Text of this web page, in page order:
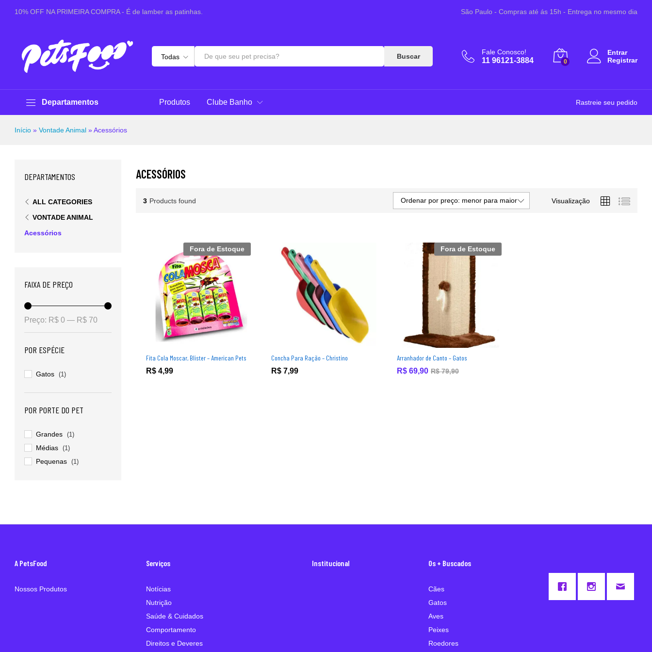
10% OFF NA PRIMEIRA COMPRA - É de lamber as patinhas. São Paulo - Compras até ás 15h - Entrega no mesmo dia
Todas Buscar
Fale Conosco!
11 96121-3884 0
Entrar
Registrar
Departamentos Produtos Clube Banho Rastreie seu pedido
Início » Vontade Animal »Acessórios
ACESSÓRIOS
3 Products found Visualização
Ordenar por preço: menor para maior
Fora de Estoque
Fita Cola Moscar, Blister – American Pets
R$4,99
R$4,99
Concha Para Ração – Christino
R$ 7,99
R$ 7,99
Fora de Estoque
Arranhador de Canto – Gatos
R$69,90 R$79,90
R$69,90 R$79,90
DEPARTAMENTOS
ALL CATEGORIES
VONTADE ANIMAL
Acessórios
FAIXA DE PREÇO
Preço: R$ 0 — R$ 70
POR ESPÉCIE
Gatos (1)
POR PORTE DO PET
Grandes (1)
Médias (1)
Pequenas (1)
A PetsFood
Nossos Produtos
Serviços
Notícias
Nutrição
Saúde & Cuidados
Comportamento
Direitos e Deveres
Institucional Os + Buscados
Cães
Gatos
Aves
Peixes
Roedores